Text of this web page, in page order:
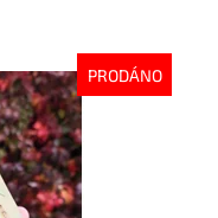
PRODÁNO